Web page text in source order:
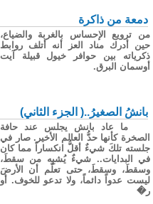
دمعة من ذاكرة
من ترويع الإحساس بالغربة والضياع،
حين أدرك مناد العز أنه أتلف روابط
ذكرياته بين حوافر خيول قبيلة آيت
أوسمان البرق.
بانشُ الصغيرُ..( الجزء الثاني)
ما عاد بانش يجلس عند حافة
الصخرة كأنها حدُّ العالم الأخير. صار في
جلسته تلكَ شيءٌ أقلُّ انكساراً مما كان
في البدايات.. شيءٌ يُشبِه من سقطَ،
وسقطَ، وسقطَ، حتى تعلّم أن الأرضَ
ليست عدواً دائماً، ولا تدعو للخوف. أو
ر�